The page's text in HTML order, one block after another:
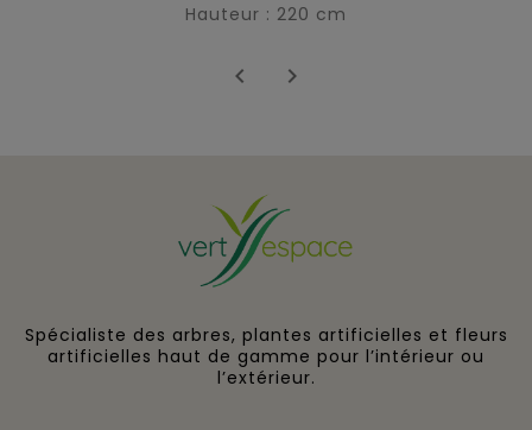
Hauteur : 220 cm
 
Spécialiste des arbres, plantes artificielles et fleurs
artificielles haut de gamme pour l’intérieur ou
l’extérieur.